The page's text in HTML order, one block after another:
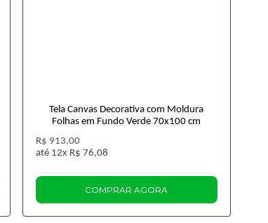
Tela Canvas Decorativa com Moldura
Folhas em Fundo Verde 70x100 cm
R$ 913,00
12x R$ 76,08
COMPRAR AGORA